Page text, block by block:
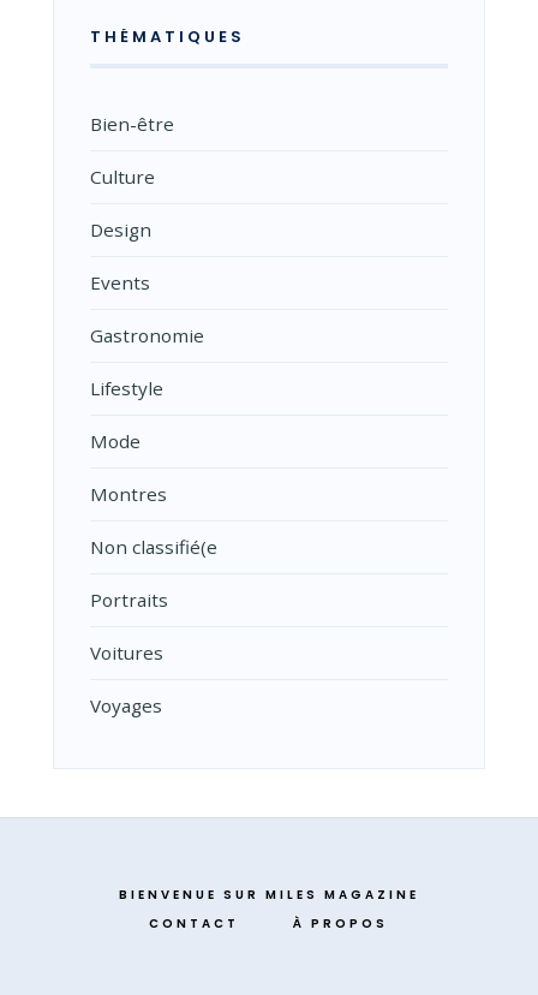
THÉMATIQUES
Bien-être
Culture
Design
Events
Gastronomie
Lifestyle
Mode
Montres
Non classifié(e
Portraits
Voitures
Voyages
BIENVENUE SUR MILES MAGAZINE
CONTACT
À PROPOS